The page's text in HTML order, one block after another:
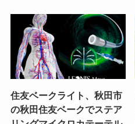
住友ベークライト、秋田市
の秋田住友ベークでステア